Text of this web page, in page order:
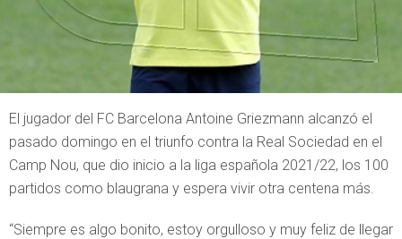
El jugador del FC Barcelona Antoine Griezmann alcanzó el
pasado domingo en el triunfo contra la Real Sociedad en el
Camp Nou, que dio inicio a la liga española 2021/22, los 100
partidos como blaugrana y espera vivir otra centena más.
“Siempre es algo bonito, estoy orgulloso y muy feliz de llegar